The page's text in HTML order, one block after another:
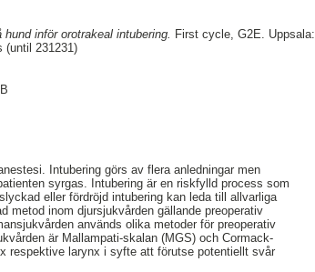
inför orotrakeal intubering. First cycle, G2E. Uppsala:
(until 231231)
Intubering görs av flera anledningar men
syrgas. Intubering är en riskfylld process som
eller fördröjd intubering kan leda till allvarliga
metod inom djursjukvården gällande preoperativ
används olika metoder för preoperativ
är Mallampati-skalan (MGS) och Cormack-
respektive larynx i syfte att förutse potentiellt svår